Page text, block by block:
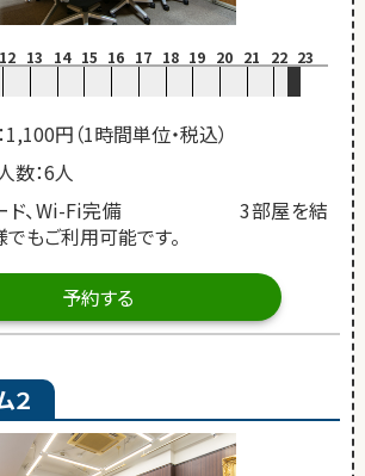
12 13 14 15 16 17 18 19 20 21 22 23
円（1時間単位・税込）
数：6人
ード、Wi-Fi完備 3部屋を結
でもご利用可能です。
予約する
２